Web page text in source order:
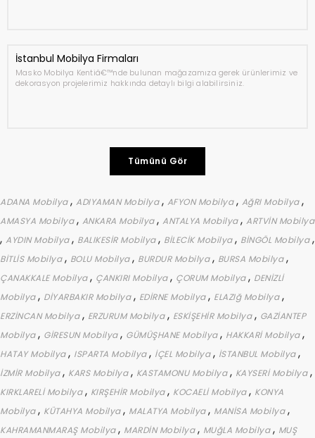
İstanbul Mobilya Firmaları
Masko Mobilya Kentiâ€™nde bulunan mağazamıza gerek ürünlerimiz ve
dekorasyon projelerimiz hakkında detaylı bilgi alabilirsiniz.
Tümünü Gör
ADANA Mobilya, ADIYAMAN Mobilya, AFYON Mobilya, AğRI Mobilya,
AMASYA Mobilya, ANKARA Mobilya, ANTALYA Mobilya, ARTVİN Mobilya
, AYDIN Mobilya, BALIKESİR Mobilya, BİLECİK Mobilya, BİNGÖL Mobilya,
BİTLİS Mobilya, BOLU Mobilya, BURDUR Mobilya, BURSA Mobilya,
ÇANAKKALE Mobilya, ÇANKIRI Mobilya, ÇORUM Mobilya, DENİZLİ
Mobilya, DİYARBAKIR Mobilya, EDİRNE Mobilya, ELAZIğ Mobilya,
ERZİNCAN Mobilya, ERZURUM Mobilya, ESKİŞEHİR Mobilya, GAZİANTEP
Mobilya, GİRESUN Mobilya, GÜMÜŞHANE Mobilya, HAKKARİ Mobilya,
HATAY Mobilya, ISPARTA Mobilya, İÇEL Mobilya, İSTANBUL Mobilya,
İZMİR Mobilya, KARS Mobilya, KASTAMONU Mobilya, KAYSERİ Mobilya,
KIRKLARELİ Mobilya, KIRŞEHİR Mobilya, KOCAELİ Mobilya, KONYA
Mobilya, KÜTAHYA Mobilya, MALATYA Mobilya, MANİSA Mobilya,
KAHRAMANMARAŞ Mobilya, MARDİN Mobilya, MUğLA Mobilya, MUŞ